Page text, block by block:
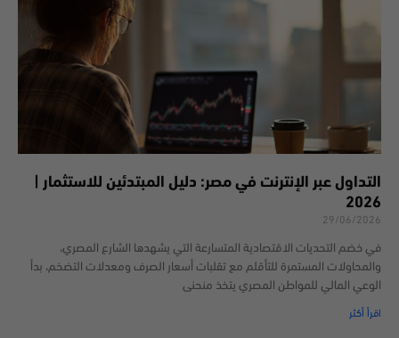
التداول عبر الإنترنت في مصر: دليل المبتدئين للاستثمار |
2026
29/06/2026
في خضم التحديات الاقتصادية المتسارعة التي يشهدها الشارع المصري،
والمحاولات المستمرة للتأقلم مع تقلبات أسعار الصرف ومعدلات التضخم، بدأ
الوعي المالي للمواطن المصري يتخذ منحنى
اقرأ أكثر